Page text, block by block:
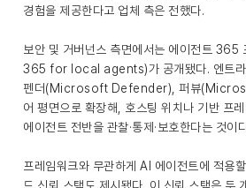
경험을 제공한다고 업체 측은 전했다.
보안 및 거버넌스 측면에서는 에이전트
365 for local agents)가 공개됐다. 엔트
펜더(Microsoft Defender), 퍼뷰
어 평면으로 확장해, 호스팅 위치나 기반 프
에이전트 전반을 관찰·통제·보호한다는 것이
프레임워크와 무관하게 AI 에이전트에 적용